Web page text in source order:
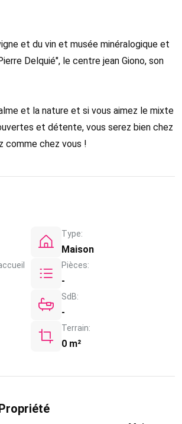
et du vin et musée minéralogique et
Delquié", le centre jean Giono, son
et la nature et si vous aimez le mixte
et détente, vous serez bien chez
comme chez vous !
Type:
Maison
Pièces:
-
SdB:
-
Terrain:
0 m²